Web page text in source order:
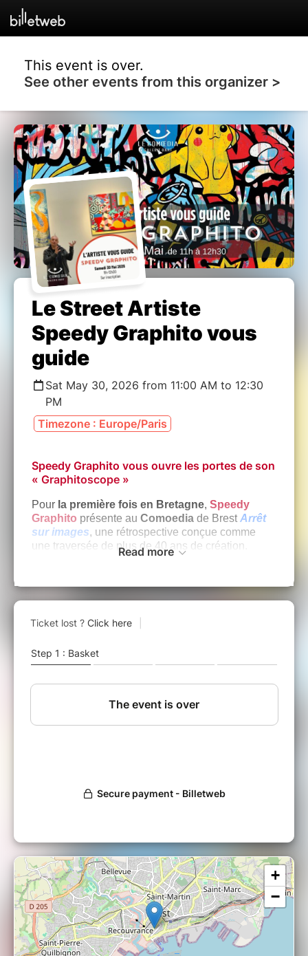
This event is over.
See other events from this organizer >
Le Street Artiste
Speedy Graphito vous
guide
Sat May 30, 2026 from 11:00 AM to 12:30
PM
Timezone : Europe/Paris
Speedy Graphito vous ouvre les portes de son
« Graphitoscope »
Pour la première fois en Bretagne, Speedy
Graphito présente au Comoedia de Brest Arrêt
sur images, une rétrospective conçue comme
une traversée de plus de 40 ans de création.
liberté totale pour imaginer et réaliser l’ensemble
de la scénographie,transformant l’ancien
œuvre immersive. Pensée comme un film en
l’exposition s’articule comme une succession
d’images en mouvement.
croisent histoire de l’art et culture visuelle
singulier et vous raconter comment la rue est
Read more
+
−